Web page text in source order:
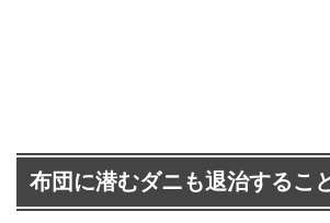
布団に潜むダニも退治するこ